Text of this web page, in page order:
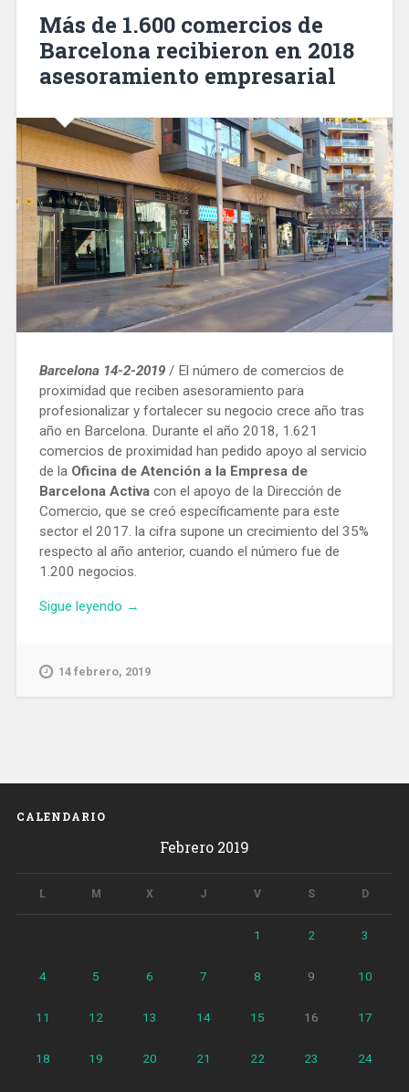
construir
para
hacer
de
protección
oficial»
Más de 1.600 comercios de
Barcelona recibieron en 2018
asesoramiento empresarial
Barcelona 14-2-2019/ El número de comercios de
proximidad que reciben asesoramiento para
profesionalizar y fortalecer su negocio crece año tras
año en Barcelona. Durante el año 2018, 1.621
comercios de proximidad han pedido apoyo al servicio
de la Oficina de Atención a la Empresa de
Barcelona Activacon el apoyo de la Dirección de
Comercio, que se creó específicamente para este
sector el 2017. la cifra supone un crecimiento del 35%
respecto al año anterior, cuando el número fue de
1.200 negocios.
Sigue leyendo «Más
comercios
asesoramiento
→
14 febrero, 2019
CALENDARIO
Febrero 2019
L M X J V S D
1 2 3
4 5 6 7 8 9 10
11 12 13 14 15 16 17
18 19 20 21 22 23 24